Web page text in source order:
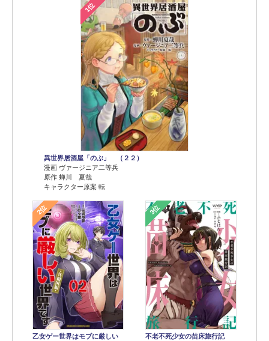
1位
異世界居酒屋「のぶ」 （２２）
漫画 ヴァージニア二等兵
原作 蝉川 夏哉
キャラクター原案 転
2位
乙女ゲー世界はモブに厳しい
3位
不老不死少女の苗床旅行記